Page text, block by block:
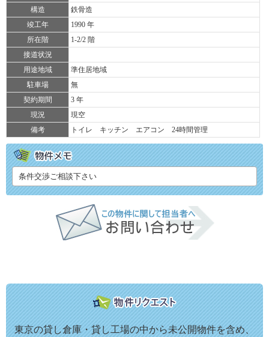
構造
鉄骨造
竣工年
1990 年
所在階
1-2/2 階
接道状況
用途地域
準住居地域
駐車場
無
契約期間
3 年
現況
現空
備考
トイレ キッチン エアコン 24時間管理
条件交渉ご相談下さい
東京の貸し倉庫・貸し工場の中から未公開物件を含め、